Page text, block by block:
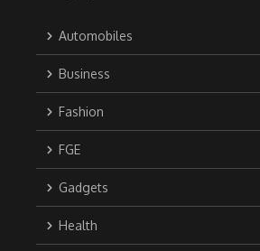
Automobiles
Business
Fashion
FGE
Gadgets
Health